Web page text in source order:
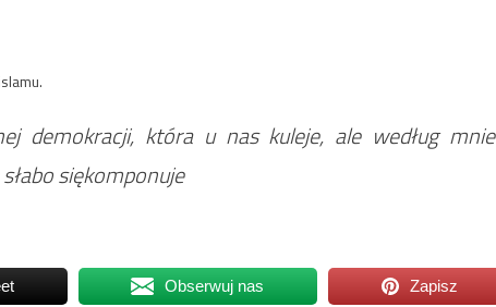
demokracji, która u nas kuleje, ale według mnie
siękomponuje
Obserwuj nas Zapisz